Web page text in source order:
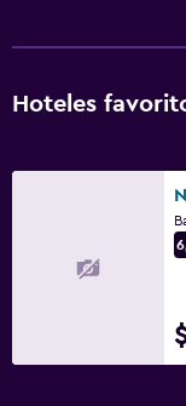
Hoteles